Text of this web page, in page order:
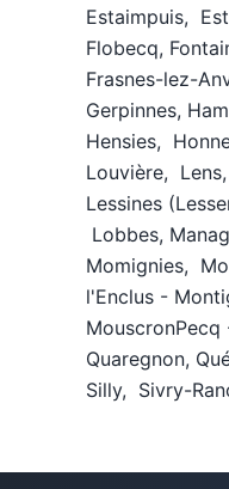
Estaimpuis,
Flobecq,
Frasnes-lez-
Gerpinnes,
Hensies,
Louvière,
Lessines
Lobbes,
Momignies,
l'Enclus -
Quaregnon,
Silly, Sivry-